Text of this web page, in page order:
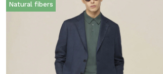
Natural fibers